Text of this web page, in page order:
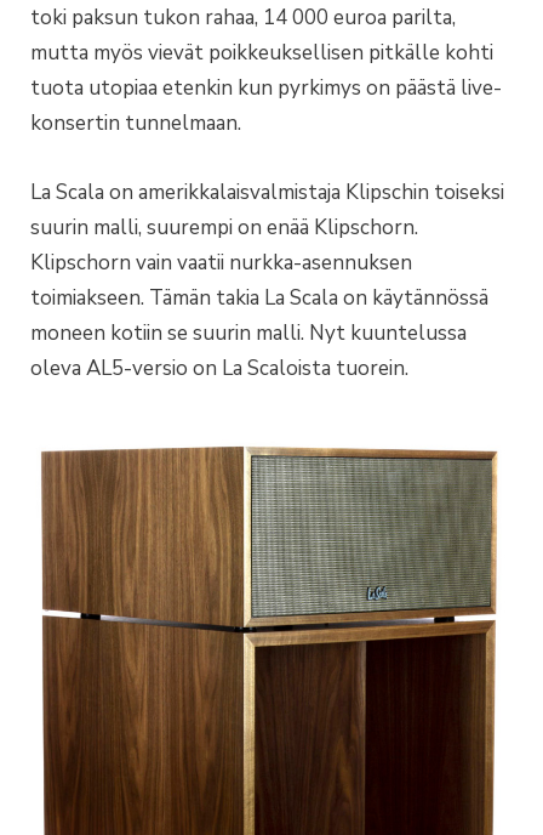
toki paksun tukon rahaa, 14 000 euroa parilta,
mutta myös vievät poikkeuksellisen pitkälle kohti
tuota utopiaa etenkin kun pyrkimys on päästä live-
konsertin tunnelmaan.
La Scala on amerikkalaisvalmistaja Klipschin toiseksi
suurin malli, suurempi on enää Klipschorn.
Klipschorn vain vaatii nurkka-asennuksen
toimiakseen. Tämän takia La Scala on käytännössä
moneen kotiin se suurin malli. Nyt kuuntelussa
oleva AL5-versio on La Scaloista tuorein.